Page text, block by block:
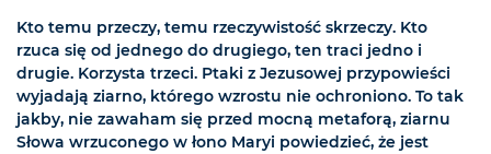
Kto temu przeczy, temu rzeczywistość skrzeczy. Kto
rzuca się od jednego do drugiego, ten traci jedno i
drugie. Korzysta trzeci. Ptaki z Jezusowej przypowieści
wyjadają ziarno, którego wzrostu nie ochroniono. To tak
jakby, nie zawaham się przed mocną metaforą, ziarnu
Słowa wrzuconego w łono Maryi powiedzieć, że jest